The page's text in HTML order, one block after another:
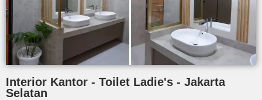
Interior Kantor - Toilet Ladie's - Jakarta
Selatan